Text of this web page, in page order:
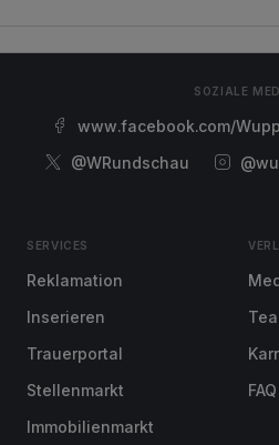
SOZIALE
www.facebook.com/
@WRundschau
SERVICES
Reklamation
Inserieren
Trauerportal
Stellenmarkt
Immobilienmarkt
FAQ